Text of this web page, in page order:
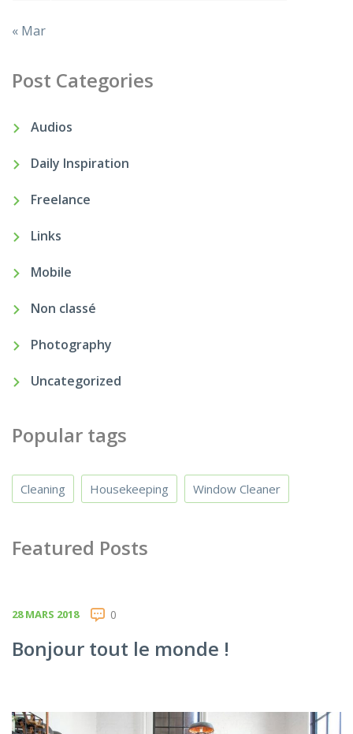
« Mar
Post Categories
Audios
Daily Inspiration
Freelance
Links
Mobile
Non classé
Photography
Uncategorized
Popular tags
Cleaning Housekeeping Window Cleaner
Featured Posts
28 MARS 2018 0
Bonjour tout le monde !